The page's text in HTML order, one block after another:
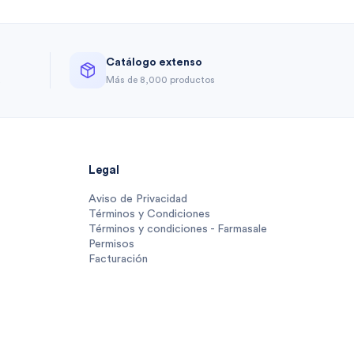
Catálogo extenso
Más de 8,000 productos
Legal
Aviso de Privacidad
Términos y Condiciones
Términos y condiciones - Farmasale
Permisos
Facturación